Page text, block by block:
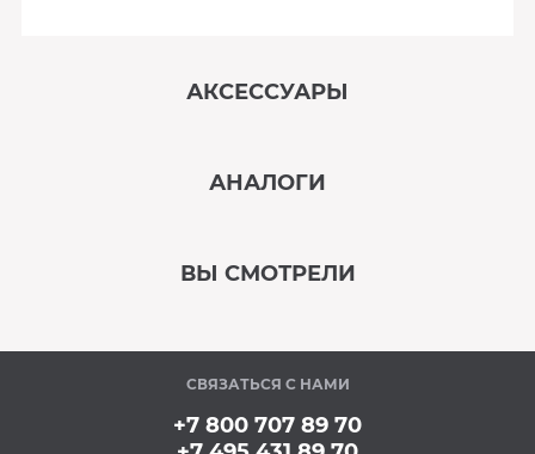
АКСЕССУАРЫ
АНАЛОГИ
ВЫ СМОТРЕЛИ
В наличии
СВЯЗАТЬСЯ С НАМИ
+7 800 707 89 70